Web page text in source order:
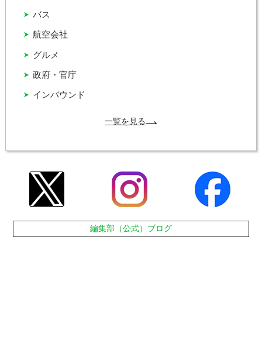
インバウンド
グルメ
バス
政府・官庁
航空会社
一覧を見る
編集部（公式）ブログ